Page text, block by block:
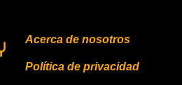
Acerca de nosotros
Política de privacidad